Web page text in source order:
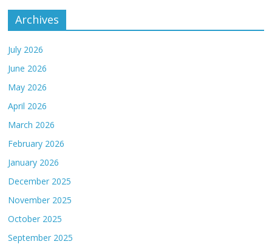
Archives
July 2026
June 2026
May 2026
April 2026
March 2026
February 2026
January 2026
December 2025
November 2025
October 2025
September 2025